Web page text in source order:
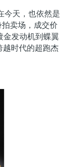
今天，也依然是
卖场，成交价
金发动机到蝶翼
时代的超跑杰